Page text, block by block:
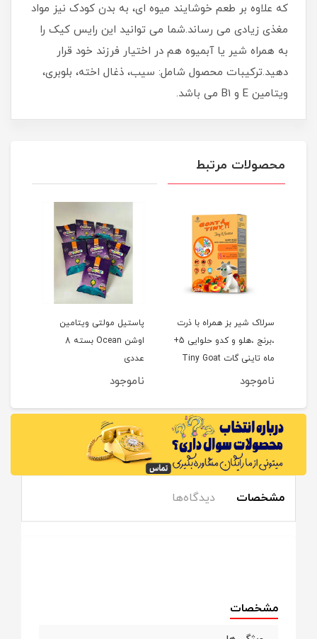
که علاوه بر طعم خوشایند میوه ای، به بدن کودک نیز مواد
مغذی زیادی می رساند.شما می توانید این رایس کیک را
به همراه شیر یا آبمیوه هم در اختیار فرزند خود قرار
دهید.ترکیبات محصول شامل: سیب، ذغال اخته، بلوبری،
ویتامین E و B1 می باشد.
محصولات مرتبط
سرلاک شیر بز همراه با ذرت
،برنج ،هلو و کدو حلوایی 5+
ماه تاینی گات Tiny Goat
ناموجود
پاستیل مولتی ویتامین
اوشن Ocean بسته 8
عددی
ناموجود
مشخصات دیدگاه‌ها
مشخصات